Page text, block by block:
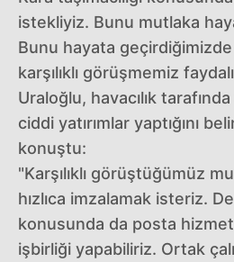
istekliyiz. Bunu mutlaka
Bunu hayata
karşılıklı görüşmemiz
Uraloğlu, havacılık
ciddi yatırımlar yaptığını
konuştu:
"Karşılıklı görüştüğümüz
hızlıca imzalamak isteriz.
konusunda da posta
işbirliği yapabiliriz. Ortak